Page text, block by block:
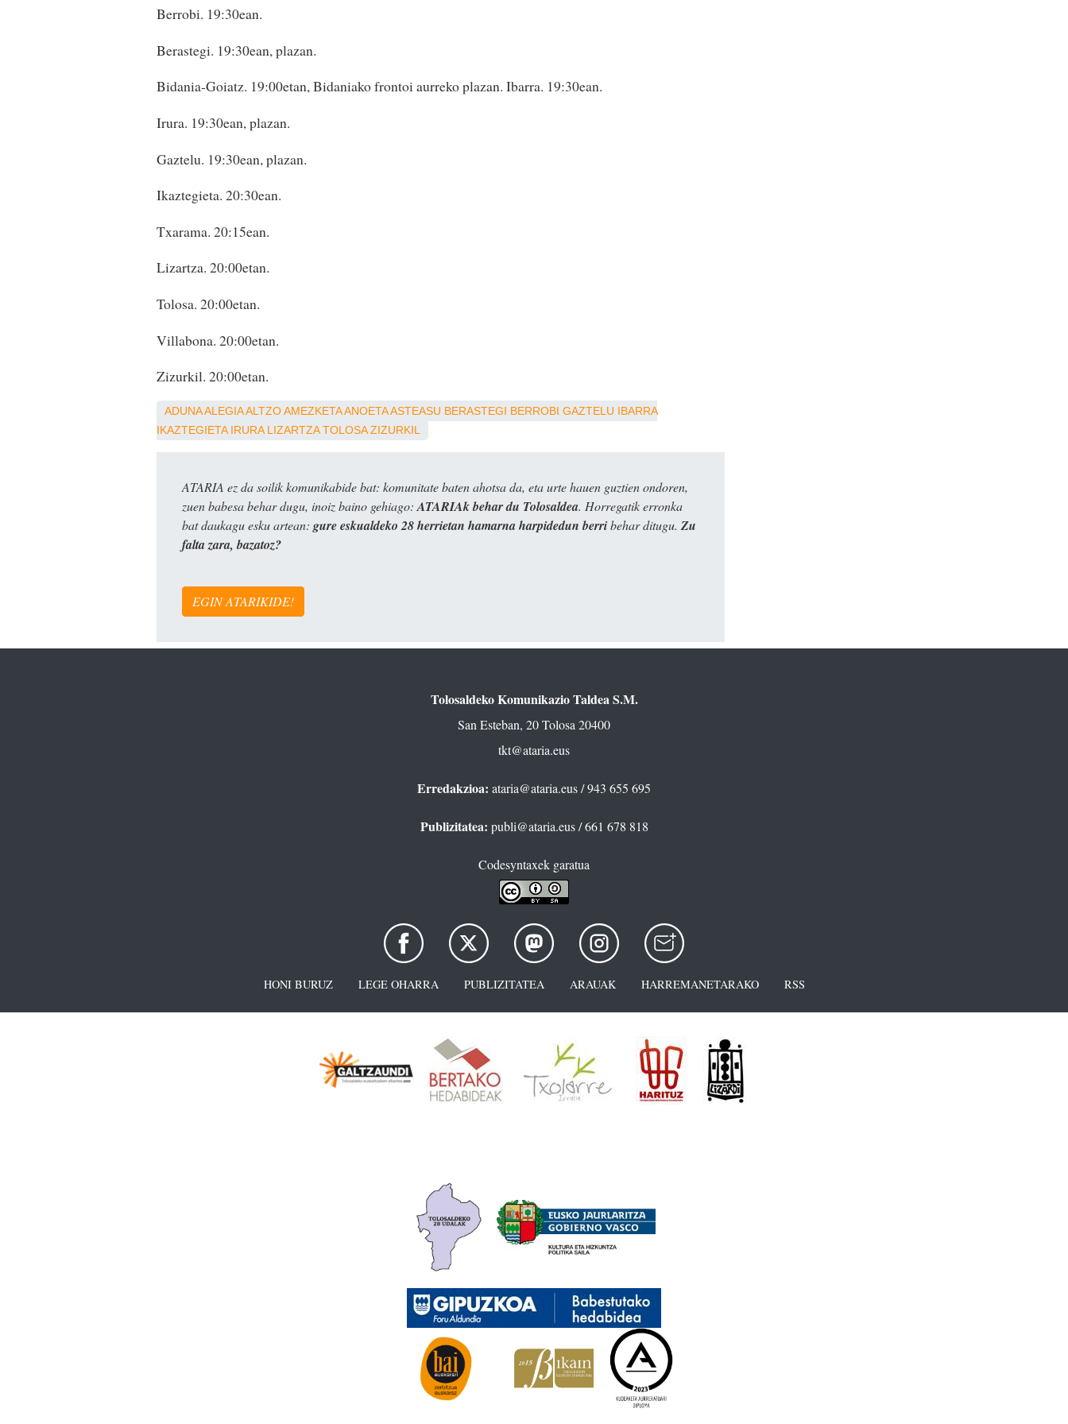
Berrobi. 19:30ean.
Berastegi. 19:30ean, plazan.
Bidania-Goiatz. 19:00etan, Bidaniako frontoi aurreko plazan. Ibarra. 19:30ean.
Irura. 19:30ean, plazan.
Gaztelu. 19:30ean, plazan.
Ikaztegieta. 20:30ean.
Txarama. 20:15ean.
Lizartza. 20:00etan.
Tolosa. 20:00etan.
Villabona. 20:00etan.
Zizurkil. 20:00etan.
ADUNAALEGIAALTZOAMEZKETAANOETAASTEASU BERASTEGI BERROBI GAZTELU IBARRA
IKAZTEGIETA IRURA LIZARTZA TOLOSA ZIZURKIL
ATARIA ez da soilik komunikabide bat: komunitate baten ahotsa da, eta urte hauen guztien ondoren,
zuen babesa behar dugu, inoiz baino gehiago: ATARIAk behar du Tolosaldea. Horregatik erronka
bat daukagu esku artean: gure eskualdeko 28 herrietan hamarna harpidedun berribehar ditugu. Zu
falta zara, bazatoz?
EGIN ATARIKIDE!
Tolosaldeko Komunikazio Taldea S.M.
San Esteban, 20 Tolosa 20400
tkt@ataria.eus
Erredakzioa: ataria@ataria.eus/ 943 655 695
Publizitatea: publi@ataria.eus/ 661 678 818
Codesyntaxek garatua
HONI BURUZ LEGE OHARRA PUBLIZITATEA ARAUAK HARREMANETARAKO RSS